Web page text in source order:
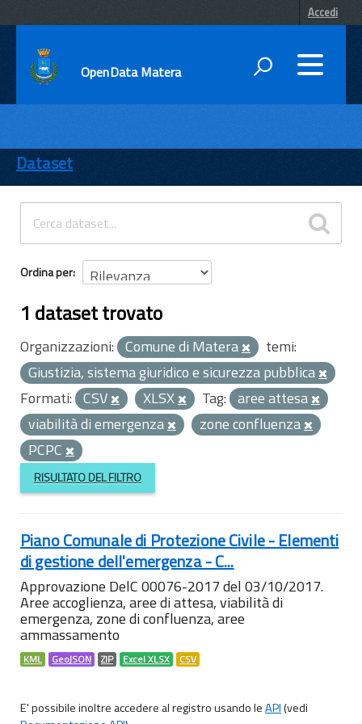
Accedi
OpenData Matera
ENTI
TEMI
INFORMAZIONI
Dataset
Ordina per
1 dataset trovato
Organizzazioni: Comune di Matera
temi:
Giustizia, sistema giuridico e sicurezza pubblica
Formati: CSV XLSX Tag: aree attesa
viabilità di emergenza
zone confluenza
PCPC
RISULTATO DEL FILTRO
Piano Comunale di Protezione Civile - Elementi
di gestione dell'emergenza - C...
Approvazione DelC 00076-2017 del 03/10/2017.
Aree accoglienza, aree di attesa, viabilità di
emergenza, zone di confluenza, aree
ammassamento
KML GeoJSON ZIP Excel XLSX CSV
E' possibile inoltre accedere al registro usando leAPI(vedi